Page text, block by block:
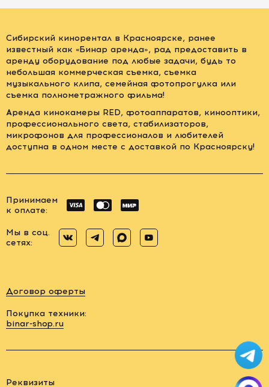
Заказать
Сибирский кинорентал в Красноярске, ранее
известный как «Бинар аренда», рад предоставить в
аренду оборудование под любые задачи, будь то
небольшая коммерческая съемка, съемка
музыкального клипа, семейная фотопрогулка или
съемка полнометражного фильма!
Аренда кинокамеры RED, фотоаппаратов, кинооптики,
профессионального света, стабилизаторов,
микрофонов для профессионалов и любителей
доступна в одном месте с доставкой по Красноярску!
Принимаем
к оплате:
Мы в соц.
сетях:
Договор оферты
Покупка техники:
binar-shop.ru
Реквизиты